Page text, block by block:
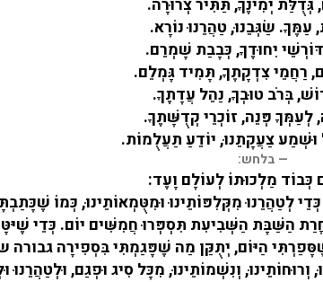
גְּדֻלַּת יְמִינֶךָ, תַּתִּיר צְרוּרָה.
עַמֶּךָ. שַׂגְּבֵנוּ, טַהֲרֵנוּ נוֹרָא.
דּוֹרְשֵׁי יִחוּדֶךָ, כְּבָבַת שָׁמְרֵם.
רַחֲמֵי צִדְקָתֶךָ, תָּמִיד גָּמְלֵם.
בְּרֹב טוּבְךָ, נַהֵל עֲדָתֶךָ.
לְעַמְּךָ פְּנֵה, זוֹכְרֵי קְדֻשָּׁתֶךָ.
וּשְׁמַע צַעֲקָתֵנוּ, יוֹדֵעַ תַעֲלֻמוֹת.
בלחש:
כְּבוֹד מַלְכוּתוֹ לְעוֹלָם וָעֶד:
לְטַהֲרֵנוּ מִקְּלִפּוֹתֵינוּ וּמִטֻּמְאוֹתֵינוּ, כְּמוֹ
הַשַּׁבָּת הַשְּׁבִיעִת תִּסְפְּרוּ חֲמִשִּׁים יוֹם. כְּדֵי
הַיּוֹם, יְתֻקַּן מַה שֶׁפָּגַמְתִּי בִּסְפִירָה גבורה
וְנִשְׁמוֹתֵינוּ, מִכָּל סִיג וּפְגַם,